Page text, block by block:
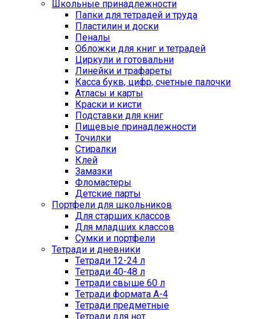
Школьные принадлежности
Папки для тетрадей и труда
Пластилин и доски
Пеналы
Обложки для книг и тетрадей
Циркули и готовальни
Линейки и трафареты
Касса букв, цифр, счетные палочки
Атласы и карты
Краски и кисти
Подставки для книг
Пищевые принадлежности
Точилки
Стиралки
Клей
Замазки
Фломастеры
Детские парты
Портфели для школьников
Для старших классов
Для младших классов
Сумки и портфели
Тетради и дневники
Тетради 12-24 л
Тетради 40-48 л
Тетради свыше 60 л
Тетради формата А-4
Тетради предметные
Тетради для нот